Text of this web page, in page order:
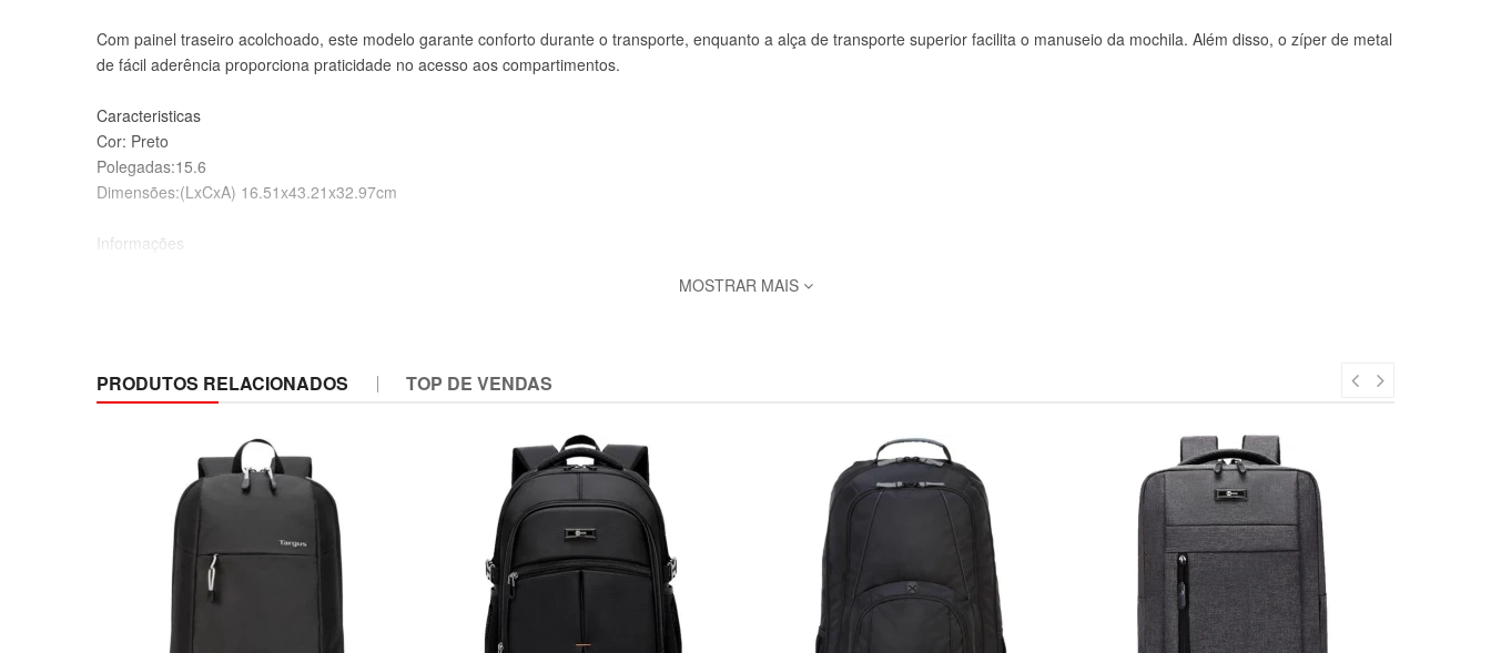
Com painel traseiro acolchoado, este modelo garante conforto durante o transporte, enquanto a alça de transporte superior facilita o manuseio da mochila. Além disso, o zíper de metal
de fácil aderência proporciona praticidade no acesso aos compartimentos.
Caracteristicas
Cor: Preto
Polegadas:15.6
Dimensões:(LxCxA) 16.51x43.21x32.97cm
Informações
• Painel traseiro acolchoado
• Zíper de metal de fácil aderência
MOSTRAR MAIS
PRODUTOS RELACIONADOS TOP DE VENDAS